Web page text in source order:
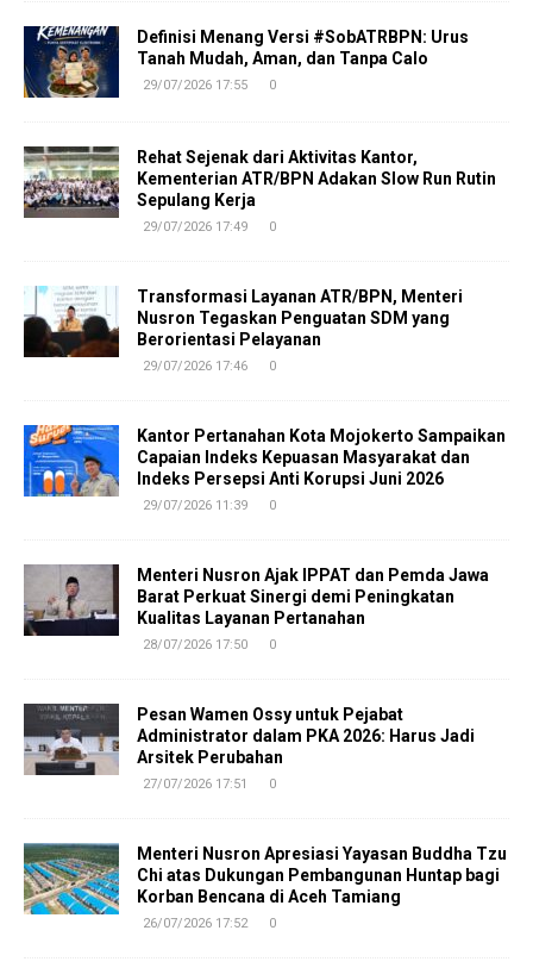
Definisi Menang Versi #SobATRBPN: Urus
Tanah Mudah, Aman, dan Tanpa Calo
29/07/2026 17:55 0
Rehat Sejenak dari Aktivitas Kantor,
Kementerian ATR/BPN Adakan Slow Run Rutin
Sepulang Kerja
29/07/2026 17:49 0
Transformasi Layanan ATR/BPN, Menteri
Nusron Tegaskan Penguatan SDM yang
Berorientasi Pelayanan
29/07/2026 17:46 0
Kantor Pertanahan Kota Mojokerto Sampaikan
Capaian Indeks Kepuasan Masyarakat dan
Indeks Persepsi Anti Korupsi Juni 2026
29/07/2026 11:39 0
Menteri Nusron Ajak IPPAT dan Pemda Jawa
Barat Perkuat Sinergi demi Peningkatan
Kualitas Layanan Pertanahan
28/07/2026 17:50 0
Pesan Wamen Ossy untuk Pejabat
Administrator dalam PKA 2026: Harus Jadi
Arsitek Perubahan
27/07/2026 17:51 0
Menteri Nusron Apresiasi Yayasan Buddha Tzu
Chi atas Dukungan Pembangunan Huntap bagi
Korban Bencana di Aceh Tamiang
26/07/2026 17:52 0